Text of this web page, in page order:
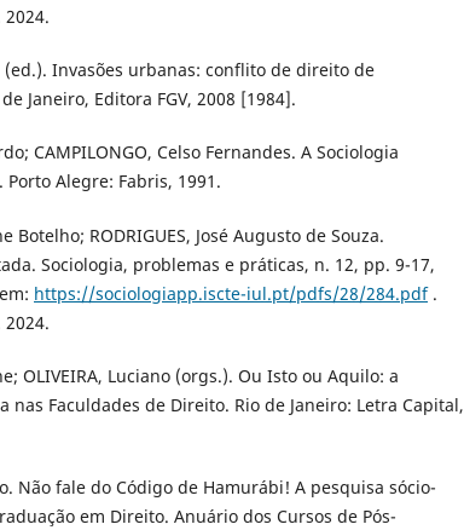
2024.
(ed.). Invasões urbanas: conflito de direito de
Janeiro, Editora FGV, 2008 [1984].
CAMPILONGO, Celso Fernandes. A Sociologia
Porto Alegre: Fabris, 1991.
Botelho; RODRIGUES, José Augusto de Souza.
Sociologia, problemas e práticas, n. 12, pp. 9-17,
https://sociologiapp.iscte-iul.pt/pdfs/28/284.pdf.
2024.
OLIVEIRA, Luciano (orgs.). Ou Isto ou Aquilo: a
nas Faculdades de Direito. Rio de Janeiro: Letra Capital,
Não fale do Código de Hamurábi! A pesquisa sócio-
em Direito. Anuário dos Cursos de Pós-